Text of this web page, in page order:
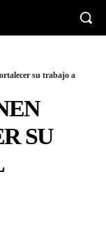
su trabajo a
SU